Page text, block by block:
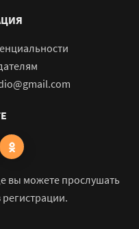
вы можете прослушать